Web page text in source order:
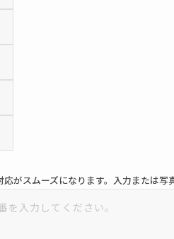
がスムーズになります。入力または写